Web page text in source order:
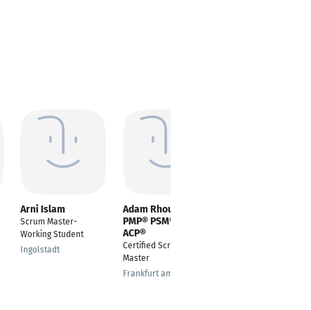
Arni Islam
Scrum Master-
Working Student
Ingolstadt
Adam Rhoulam
PMP® PSM® PMI-
ACP®
Certified Scrum
Master
Frankfurt am Main